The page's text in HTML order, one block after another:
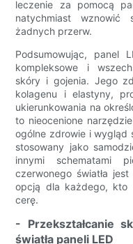
leczenie za pomocą
natychmiast wznowić
żadnych przerw.
Podsumowując, panel
kompleksowe i
skóry i gojenia. Jego
kolagenu i elastyny,
ukierunkowania na
to nieocenione
ogólne zdrowie i wygląd
stosowany jako
innymi schematami
czerwonego światła
opcją dla każdego, kto
cerę.
- Przekształcanie
światła paneli LED